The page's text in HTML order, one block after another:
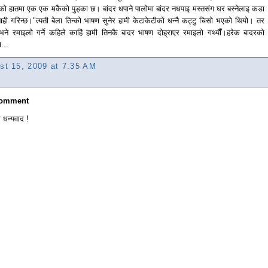
हातमा एक एक मकैको पुड्का छ। बांदर धपाने पालोमा बांदर नधपाइ मस्तसंग घर बस्नेलाइ कडा
गरिन्छ।"त्यती बेला तिन्को भाषण सुनेर हामी केटाकेटीको धन्नै कट्टु चिसो भएको थियो। तर
रमाइलो गर्ने कहिले काहिं हामी तिनकै बादर भाषण दोह्राएर रमाइलो गर्थ्यौं।हरेक बादरको
15, 2009 at 7:35 AM
!